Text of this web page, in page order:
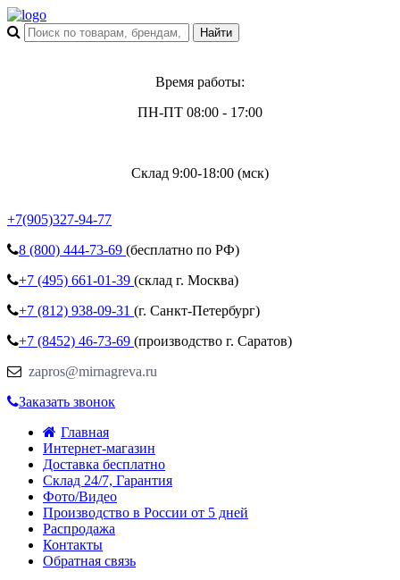
Время работы:
ПН-ПТ 08:00 - 17:00
Склад 9:00-18:00 (мск)
+7(905)327-94-77
8 (800) 444-73-69 (бесплатно по РФ)
+7 (495) 661-01-39 (склад г. Москва)
+7 (812) 938-09-31 (г. Санкт-Петербург)
+7 (8452) 46-73-69 (производство г. Саратов)
zapros@mirnagreva.ru
Заказать звонок
Главная
Интернет-магазин
Доставка бесплатно
Склад 24/7, Гарантия
Фото/Видео
Производство в России от 5 дней
Распродажа
Контакты
Обратная связь